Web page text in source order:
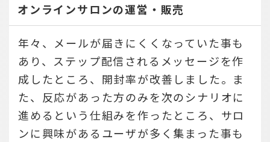
オンラインサロンの運営・販売
年々、メールが届きにくくなっていた事も
あり、ステップ配信されるメッセージを作
成したところ、開封率が改善しました。ま
た、反応があった方のみを次のシナリオに
進めるという仕組みを作ったところ、サロ
ンに興味があるユーザが多く集まった事も